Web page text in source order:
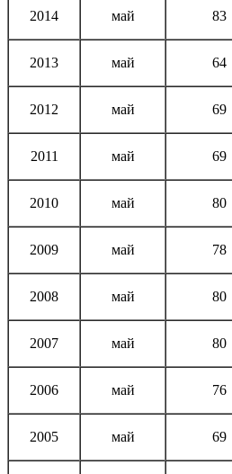
2014 май 83
2013 май 64
2012 май 69
2011 май 69
2010 май 80
2009 май 78
2008 май 80
2007 май 80
2006 май 76
2005 май 69